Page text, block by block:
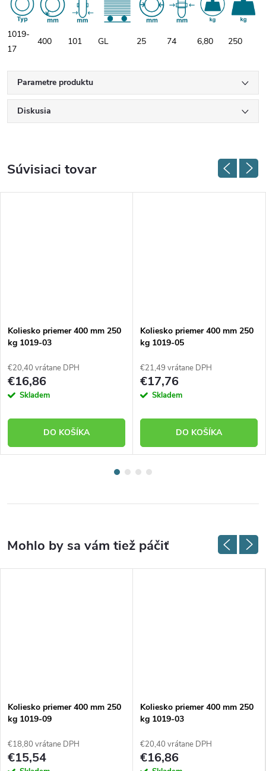
1019-
17
400 101 GL 25 74 6,80 250
Parametre produktu
Diskusia
Súvisiaci tovar
Koliesko priemer 400 mm 250
kg 1019-03
€20,40 vrátane DPH
€16,86
Skladem
DO KOŠÍKA
Koliesko priemer 400 mm 250
kg 1019-05
€21,49 vrátane DPH
€17,76
Skladem
DO KOŠÍKA
Koliesko priemer 400 mm 250
kg 1019-09
€18,80 vrátane DPH
€15,54
Koliesko priemer 400 mm 250
kg 1019-03
€20,40 vrátane DPH
€16,86